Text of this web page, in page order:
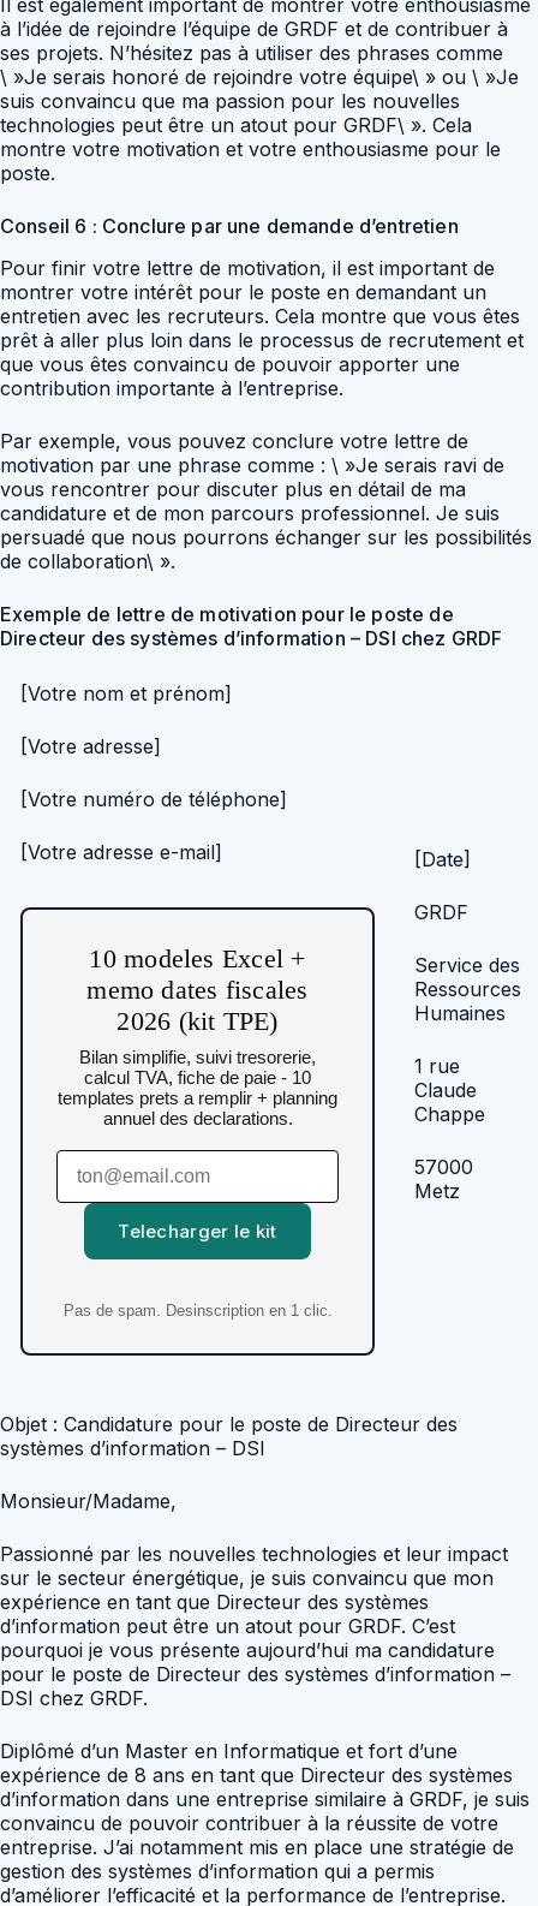
à l’idée de rejoindre l’équipe de GRDF et de contribuer à
ses projets. N’hésitez pas à utiliser des phrases comme
\ »Je serais honoré de rejoindre votre équipe\ » ou \ »Je
suis convaincu que ma passion pour les nouvelles
technologies peut être un atout pour GRDF\ ». Cela
montre votre motivation et votre enthousiasme pour le
poste.
Conseil 6 : Conclure par une demande d’entretien
Pour finir votre lettre de motivation, il est important de
montrer votre intérêt pour le poste en demandant un
entretien avec les recruteurs. Cela montre que vous êtes
prêt à aller plus loin dans le processus de recrutement et
que vous êtes convaincu de pouvoir apporter une
contribution importante à l’entreprise.
Par exemple, vous pouvez conclure votre lettre de
motivation par une phrase comme : \ »Je serais ravi de
vous rencontrer pour discuter plus en détail de ma
candidature et de mon parcours professionnel. Je suis
persuadé que nous pourrons échanger sur les possibilités
de collaboration\ ».
Exemple de lettre de motivation pour le poste de
Directeur des systèmes d’information – DSI chez GRDF
[Votre nom et prénom]
[Votre adresse]
[Votre numéro de téléphone]
[Votre adresse e-mail]
10 modeles Excel +
memo dates fiscales
2026 (kit TPE)
Bilan simplifie, suivi tresorerie,
calcul TVA, fiche de paie - 10
templates prets a remplir + planning
annuel des declarations.
Telecharger le kit
Pas de spam. Desinscription en 1 clic.
[Date]
GRDF
Service des
Ressources
Humaines
1 rue
Claude
Chappe
57000
Metz
Objet : Candidature pour le poste de Directeur des
systèmes d’information – DSI
Monsieur/Madame,
Passionné par les nouvelles technologies et leur impact
sur le secteur énergétique, je suis convaincu que mon
expérience en tant que Directeur des systèmes
d’information peut être un atout pour GRDF. C’est
pourquoi je vous présente aujourd’hui ma candidature
pour le poste de Directeur des systèmes d’information –
DSI chez GRDF.
Diplômé d’un Master en Informatique et fort d’une
expérience de 8 ans en tant que Directeur des systèmes
d’information dans une entreprise similaire à GRDF, je suis
convaincu de pouvoir contribuer à la réussite de votre
entreprise. J’ai notamment mis en place une stratégie de
gestion des systèmes d’information qui a permis
d’améliorer l’efficacité et la performance de l’entreprise.